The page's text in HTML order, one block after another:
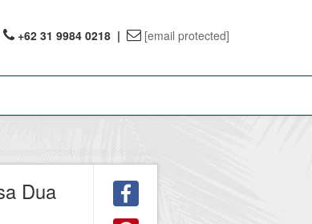
+62 31 9984 0218 | [email protected]
Dua